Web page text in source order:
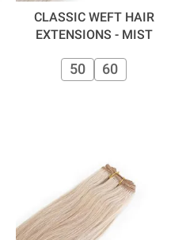
CLASSIC WEFT HAIR
EXTENSIONS - MIST
50 60